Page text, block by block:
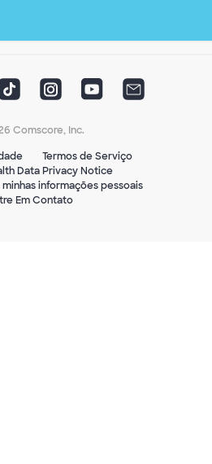
Comscore, Inc.
Termos de Serviço
Data Privacy Notice
informações pessoais
Em Contato